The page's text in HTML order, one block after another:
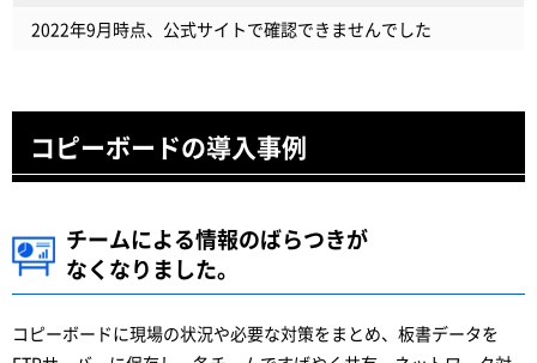
2022年9月時点、公式サイトで確認できませんでした
コピーボードの導入事例
チームによる情報のばらつきが
なくなりました。
コピーボードに現場の状況や必要な対策をまとめ、板書データを